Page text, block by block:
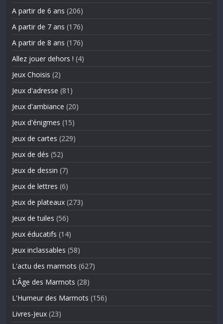
A partir de 6 ans (206)
A partir de 7 ans (176)
A partir de 8 ans (176)
Allez jouer dehors ! (4)
Jeux Choisis (2)
Jeux d'adresse (81)
Jeux d'ambiance (20)
Jeux d'énigmes (15)
Jeux de cartes (229)
Jeux de dés (52)
Jeux de dessin (7)
Jeux de lettres (6)
Jeux de plateaux (273)
Jeux de tuiles (56)
Jeux éducatifs (14)
Jeux inclassables (58)
L'actu des marmots (627)
L'Âge des Marmots (28)
L'Humeur des Marmots (156)
Livres-Jeux (23)